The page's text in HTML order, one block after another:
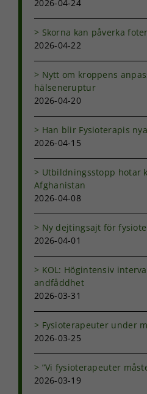
2026-04-24
Skorna kan påverka
2026-04-22
Nytt om kroppens
hälseneruptur
2026-04-20
Han blir Fysioterapis
2026-04-15
Utbildningsstopp hotar
Afghanistan
2026-04-08
Ny dejtingsajt för
2026-04-01
KOL: Högintensiv
andfåddhet
2026-03-31
Fysioterapeuter under
2026-03-25
”Vi fysioterapeuter
2026-03-19